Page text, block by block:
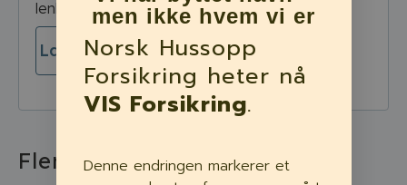
lenken under
Last ned vilkår og IPID >
Flere detaljer
men ikke hvem vi er
Norsk Hussopp
Forsikring heter nå
VIS Forsikring.
Denne endringen markerer et